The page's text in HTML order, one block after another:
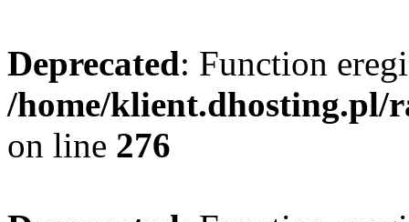
Deprecated: Function
/home/klient.dhosting.pl/
on line 276